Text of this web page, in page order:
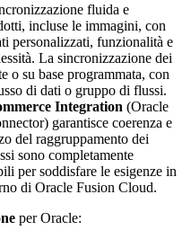
fluida e
incluse le immagini, con
personalizzati, funzionalità e
La sincronizzazione dei
o su base programmata, con
di dati o gruppo di flussi.
Integration (Oracle
garantisce coerenza e
del raggruppamento dei
sono completamente
per soddisfare le esigenze in
di Oracle Fusion Cloud.
per Oracle: